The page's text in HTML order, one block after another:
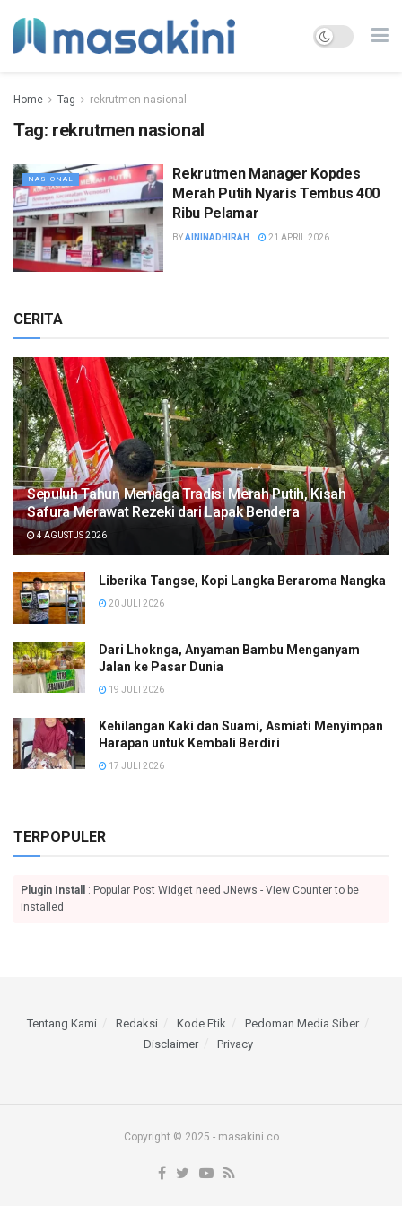
Home Tag rekrutmen nasional
Tag: rekrutmen nasional
NASIONAL
Rekrutmen Manager Kopdes
Merah Putih Nyaris Tembus 400
Ribu Pelamar
BYAININADHIRAH 21 APRIL 2026
CERITA
Sepuluh Tahun Menjaga Tradisi Merah Putih, Kisah
Safura Merawat Rezeki dari Lapak Bendera
4 AGUSTUS 2026
Liberika Tangse, Kopi Langka Beraroma Nangka
20 JULI 2026
Dari Lhoknga, Anyaman Bambu Menganyam
Jalan ke Pasar Dunia
19 JULI 2026
Kehilangan Kaki dan Suami, Asmiati Menyimpan
Harapan untuk Kembali Berdiri
17 JULI 2026
TERPOPULER
Plugin Install
: Popular Post Widget need JNews - View Counter to be
installed
Tentang Kami Redaksi Kode Etik
Pedoman Media Siber
Disclaimer
Privacy
Copyright © 2025 - masakini.co